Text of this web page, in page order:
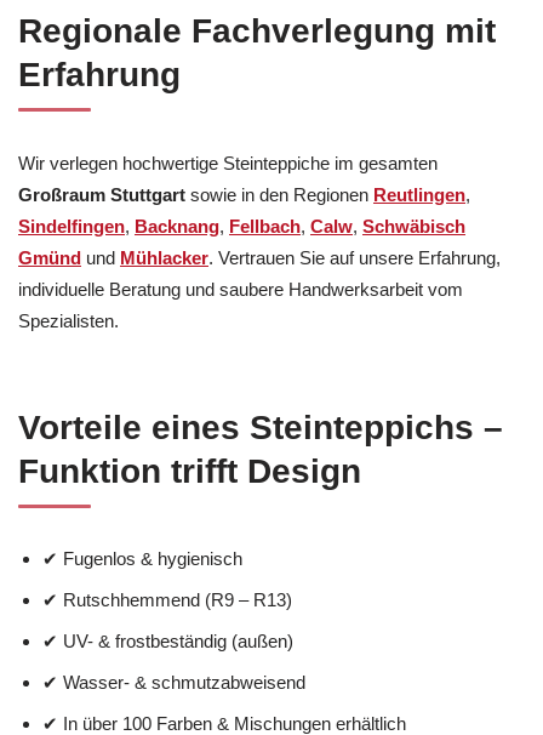
Regionale Fachverlegung mit
Erfahrung
Wir verlegen hochwertige Steinteppiche im gesamten
Großraum Stuttgart sowie in den Regionen Reutlingen,
Sindelfingen, Backnang, Fellbach, Calw, Schwäbisch
Gmünd und Mühlacker. Vertrauen Sie auf unsere Erfahrung,
individuelle Beratung und saubere Handwerksarbeit vom
Spezialisten.
Vorteile eines Steinteppichs –
Funktion trifft Design
✔ Fugenlos & hygienisch
✔ Rutschhemmend (R9 – R13)
✔ UV- & frostbeständig (außen)
✔ Wasser- & schmutzabweisend
✔ In über 100 Farben & Mischungen erhältlich